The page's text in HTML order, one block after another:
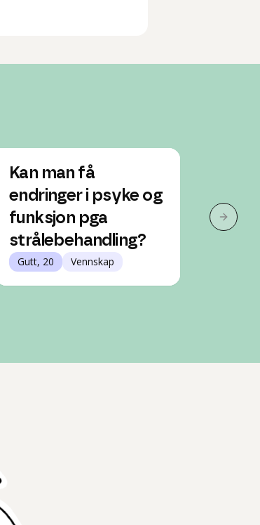
Kan man få
endringer i psyke og
funksjon pga
strålebehandling?
Gutt, 20 Vennskap
Neste